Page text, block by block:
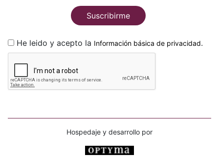
Suscribirme
He leido y acepto la Información básica de privacidad.
Hospedaje y desarrollo por